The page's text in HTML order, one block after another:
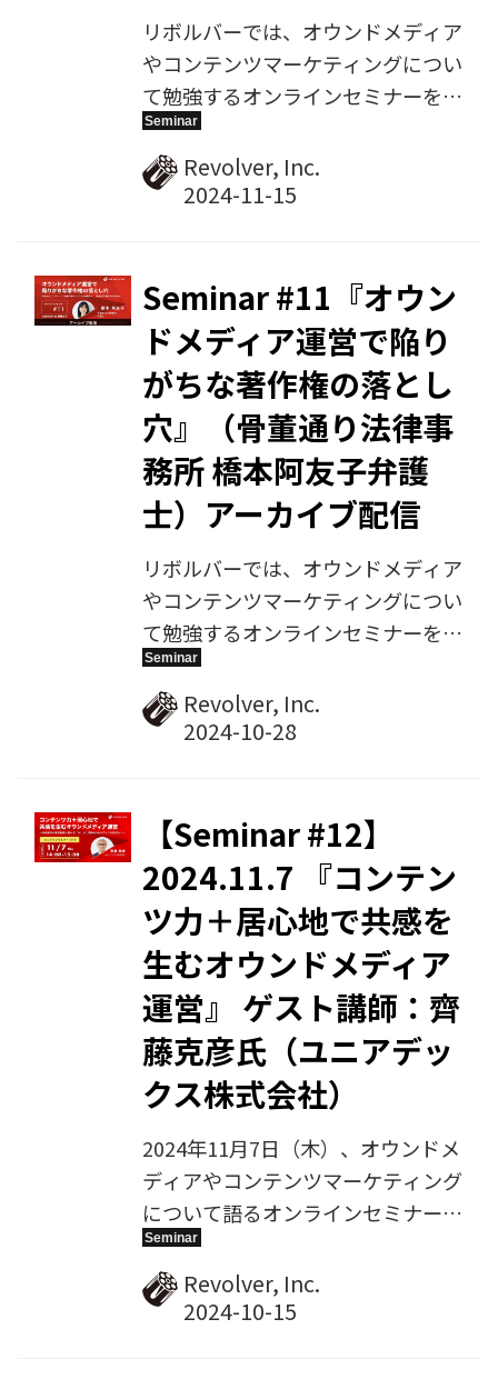
リボルバーでは、オウンドメディア
やコンテンツマーケティングについ
て勉強するオンラインセミナーを定
期開催しています。2024年11月7日
に開催した第12回では、ユニアデ
ックス株式会社の齊藤克彦氏をゲス
ィア運営 〜自社都合の情報発信に
陥らず、“らしさ”が滲み出るメディ
アを目指して〜』をテーマにご講演
いただきました。その様子を、アー
カイブ動画として配信します。
Revolver, Inc.
Seminar #11『オウン
ドメディア運営で陥り
がちな著作権の落とし
穴』（骨董通り法律事
務所 橋本阿友子弁護
士）アーカイブ配信
リボルバーでは、オウンドメディア
やコンテンツマーケティングについ
て勉強するオンラインセミナーを毎
月定期開催しています。2024年9月
26日に開催した第11回では、骨董
通り法律事務所の橋本阿友子弁護士
の落とし穴 〜Webコンテンツの著
作権トラブル回避術と、問題発生時
の対処法〜』をテーマにご講演いた
だきました。その様子を、アーカイ
ブ動画として配信します。
Revolver, Inc.
【Seminar #12】
2024.11.7 『コンテン
ツ力＋居心地で共感を
生むオウンドメディア
運営』 ゲスト講師：齊
藤克彦氏（ユニアデッ
クス株式会社）
2024年11月7日（木）、オウンドメ
ディアやコンテンツマーケティング
について語るオンラインセミナー、
第12回目を開催します。今回のゲス
ト講師は、ユニアデックス株式会社
でオウンドメディア「NexTalk」を
Revolver, Inc.